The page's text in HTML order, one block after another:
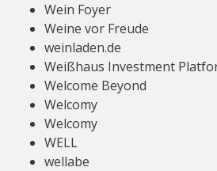
Wein Foyer
Weine vor Freude
weinladen.de
Weißhaus Investment
Welcome Beyond
Welcomy
Welcomy
WELL
wellabe